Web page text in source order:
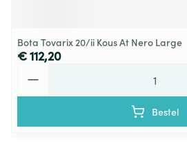
Bota Tovarix 20/ii Kous At Nero Large
€ 112,20
Bestel